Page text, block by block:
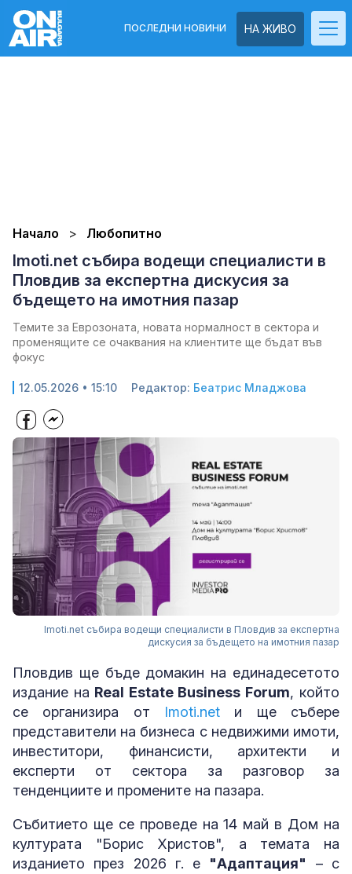
НА ЖИВО
ПОСЛЕДНИ НОВИНИ
Начало Любопитно
Imoti.net събира водещи специалисти в
Пловдив за експертна дискусия за
бъдещето на имотния пазар
Темите за Еврозоната, новата нормалност в сектора и
променящите се очаквания на клиентите ще бъдат във
фокус
12.05.2026 • 15:10 Редактор: Беатрис Младжова
Imoti.net събира водещи специалисти в Пловдив за експертна
дискусия за бъдещето на имотния пазар
Пловдив ще бъде домакин на единадесетото
издание на Real Estate Business Forum, който
се организира от Imoti.net и ще събере
представители на бизнеса с недвижими имоти,
инвеститори, финансисти, архитекти и
експерти от сектора за разговор за
тенденциите и промените на пазара.
Събитието ще се проведе на 14 май в Дом на
културата "Борис Христов", а темата на
изданието през 2026 г. е "Адаптация"
– с